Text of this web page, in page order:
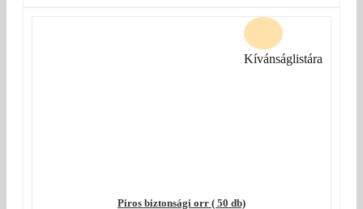
Piros biztonsági orr ( 50 db)
Kívánságlistára